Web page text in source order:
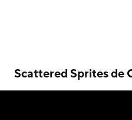
Scattered Sprites de